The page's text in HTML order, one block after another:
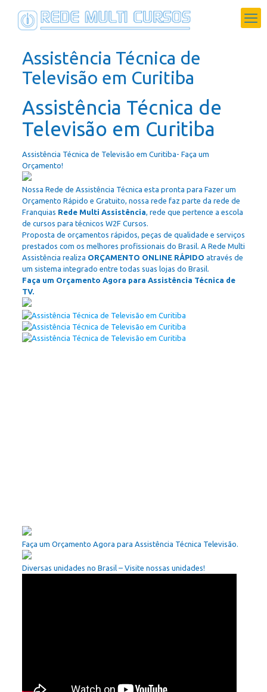
Assistência Técnica de
Televisão em Curitiba
Assistência Técnica de
Televisão em Curitiba
Assistência Técnica de Televisão em Curitiba- Faça um
Orçamento!
Nossa Rede de Assistência Técnica esta pronta para Fazer um
Orçamento Rápido e Gratuito, nossa rede faz parte da rede de
Franquias Rede Multi Assistência, rede que pertence a escola
de cursos para técnicos W2F Cursos.
Proposta de orçamentos rápidos, peças de qualidade e serviços
prestados com os melhores profissionais do Brasil. A Rede Multi
Assistência realiza ORÇAMENTO ONLINE RÁPIDO através de
um sistema integrado entre todas suas lojas do Brasil.
Faça um Orçamento Agora para Assistência Técnica de
TV.
Faça um Orçamento Agora para Assistência Técnica Televisão.
Diversas unidades no Brasil – Visite nossas unidades!